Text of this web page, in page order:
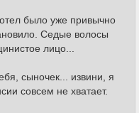
было уже привычно
Седые волосы
лицо...
сыночек... извини, я
совсем не хватает.